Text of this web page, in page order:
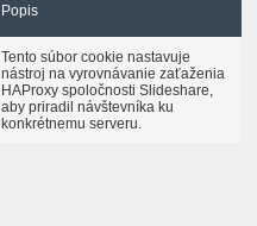
Popis
Tento súbor cookie nastavuje
nástroj na vyrovnávanie zaťaženia
HAProxy spoločnosti Slideshare,
aby priradil návštevníka ku
konkrétnemu serveru.